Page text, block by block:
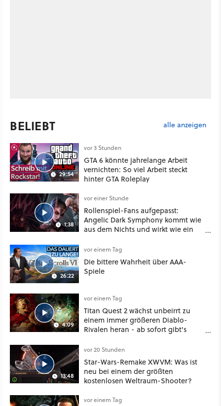
BELIEBT alle anzeigen
29:54
vor 3 Stunden
GTA 6 könnte jahrelange Arbeit
vernichten: So viel Arbeit steckt
hinter GTA Roleplay
1:38
vor einer Stunde
Rollenspiel-Fans aufgepasst:
Angelic Dark Symphony kommt wie
aus dem Nichts und wirkt wie ein
Mass Effect
26:22
vor einem Tag
Die bittere Wahrheit über AAA-
Spiele
4:09
vor einem Tag
Titan Quest 2 wächst unbeirrt zu
einem immer größeren Diablo-
Rivalen heran - ab sofort gibt's
Klasse
13:48
vor 20 Stunden
Star-Wars-Remake XWVM: Was ist
neu bei einem der größten
kostenlosen Weltraum-Shooter?
vor einem Tag